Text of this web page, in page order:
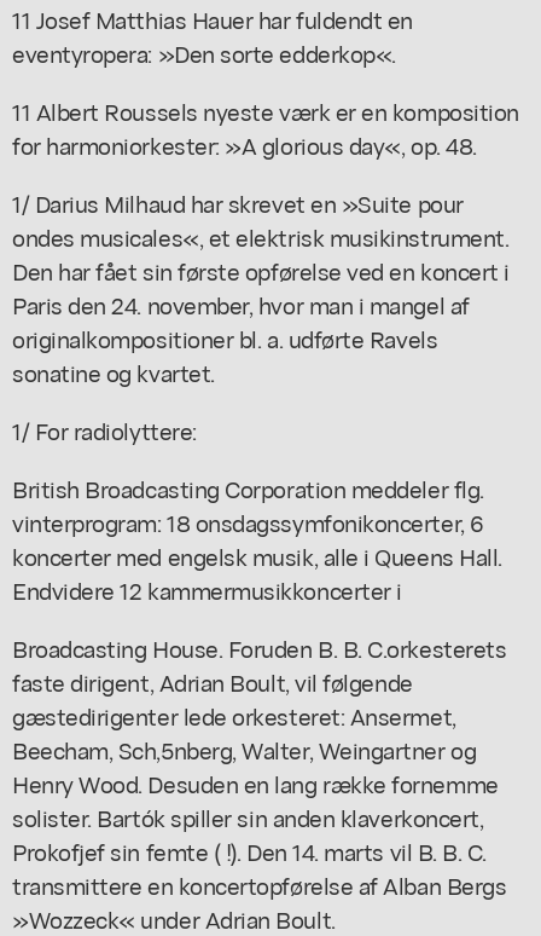
11 Josef Matthias Hauer har fuldendt en
eventyropera: »Den sorte edderkop«.
11 Albert Roussels nyeste værk er en komposition
for harmoniorkester: »A glorious day«, op. 48.
1/ Darius Milhaud har skrevet en »Suite pour
ondes musicales«, et elektrisk musikinstrument.
Den har fået sin første opførelse ved en koncert i
Paris den 24. november, hvor man i mangel af
originalkompositioner bl. a. udførte Ravels
sonatine og kvartet.
1/ For radiolyttere:
British Broadcasting Corporation meddeler flg.
vinterprogram: 18 onsdagssymfonikoncerter, 6
koncerter med engelsk musik, alle i Queens Hall.
Endvidere 12 kammermusikkoncerter i
Broadcasting House. Foruden B. B. C.orkesterets
faste dirigent, Adrian Boult, vil følgende
gæstedirigenter lede orkesteret: Ansermet,
Beecham, Sch,5nberg, Walter, Weingartner og
Henry Wood. Desuden en lang række fornemme
solister. Bartók spiller sin anden klaverkoncert,
Prokofjef sin femte ( !). Den 14. marts vil B. B. C.
transmittere en koncertopførelse af Alban Bergs
»Wozzeck« under Adrian Boult.